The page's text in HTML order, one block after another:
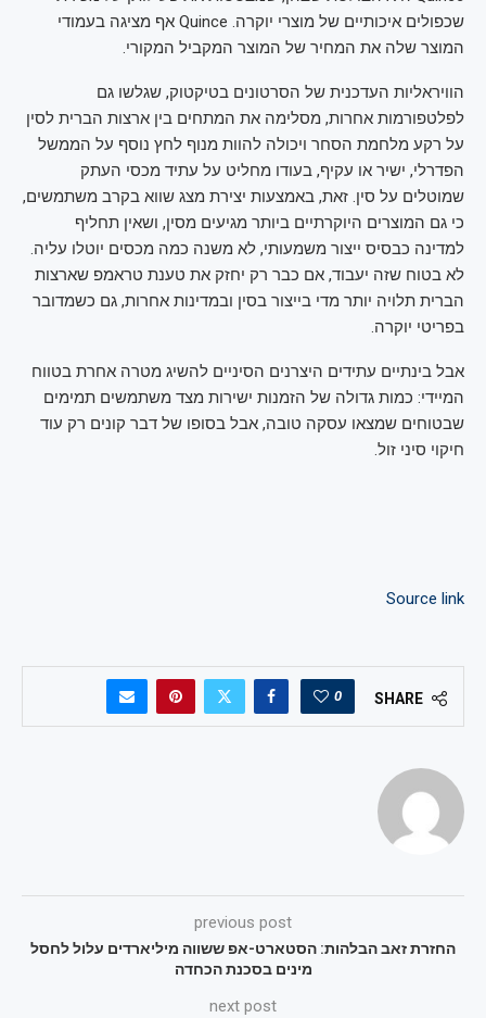
שכפולים איכותיים של מוצרי יוקרה. Quince אף מציגה בעמודי
המוצר שלה את המחיר של המוצר המקביל המקורי.
הוויראליות העדכנית של הסרטונים בטיקטוק, שגלשו גם
לפלטפורמות אחרות, מסלימה את המתחים בין ארצות הברית לסין
על רקע מלחמת הסחר ויכולה להוות מנוף לחץ נוסף על הממשל
הפדרלי, ישיר או עקיף, בעודו מחליט על עתיד מכסי העתק
שמוטלים על סין. זאת, באמצעות יצירת מצג שווא בקרב משתמשים,
כי גם המוצרים היוקרתיים ביותר מגיעים מסין, ושאין תחליף
למדינה כבסיס ייצור משמעותי, לא משנה כמה מכסים יוטלו עליה.
לא בטוח שזה יעבוד, אם כבר רק יחזק את טענת טראמפ שארצות
הברית תלויה יותר מדי בייצור בסין ובמדינות אחרות, גם כשמדובר
בפריטי יוקרה.
אבל בינתיים עתידים היצרנים הסיניים להשיג מטרה אחרת בטווח
המיידי: כמות גדולה של הזמנות ישירות מצד משתמשים תמימים
שבטוחים שמצאו עסקה טובה, אבל בסופו של דבר קונים רק עוד
חיקוי סיני זול.
Source link
SHARE
0
previous post
החזרת זאב הבלהות: הסטארט-אפ ששווה מיליארדים עלול לחסל
מינים בסכנת הכחדה
next post